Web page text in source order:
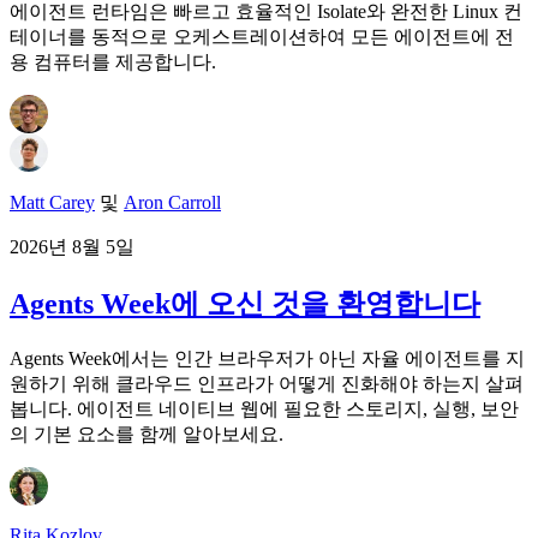
에이전트 런타임은 빠르고 효율적인 Isolate와 완전한 Linux 컨
테이너를 동적으로 오케스트레이션하여 모든 에이전트에 전
용 컴퓨터를 제공합니다.
Matt Carey 및 Aron Carroll
2026년 8월 5일
Agents Week에 오신 것을 환영합니다
Agents Week에서는 인간 브라우저가 아닌 자율 에이전트를 지
원하기 위해 클라우드 인프라가 어떻게 진화해야 하는지 살펴
봅니다. 에이전트 네이티브 웹에 필요한 스토리지, 실행, 보안
의 기본 요소를 함께 알아보세요.